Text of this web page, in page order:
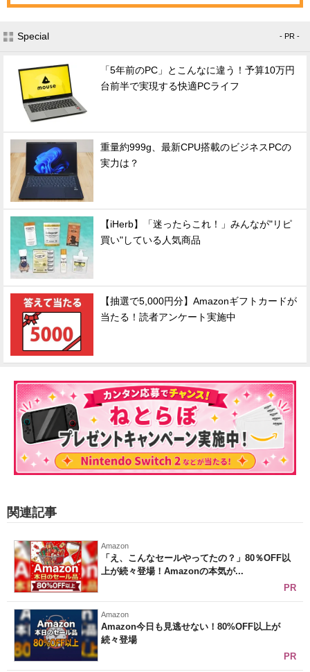
Special - PR -
「5年前のPC」とこんなに違う！予算10万円
台前半で実現する快適PCライフ
重量約999g、最新CPU搭載のビジネスPCの
実力は？
【iHerb】「迷ったらこれ！」みんなが"リピ
買い"している人気商品
【抽選で5,000円分】Amazonギフトカードが
当たる！読者アンケート実施中
関連記事
Amazon
「え、こんなセールやってたの？」80％OFF以
上が続々登場！Amazonの本気が...
PR
Amazon
Amazon今日も見逃せない！80%OFF以上が
続々登場
PR